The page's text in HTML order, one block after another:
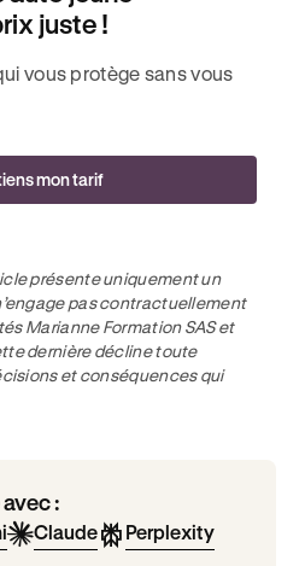
juste !
vous protège sans vous
mon tarif
présente uniquement un
pas contractuellement
Marianne Formation SAS et
dernière décline toute
et conséquences qui
:
Claude Perplexity